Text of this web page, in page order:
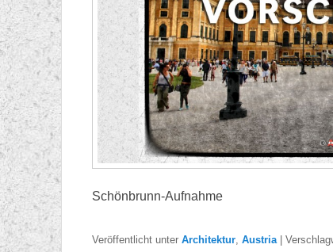
Schönbrunn-Aufnahme
Veröffentlicht unter Architektur, Austria